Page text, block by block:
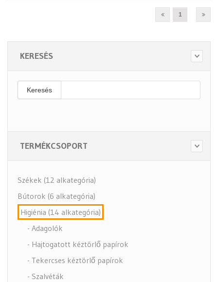
1
KERESÉS
Keresés
TERMÉKCSOPORT
Székek (12 alkategória)
Bútorok (6 alkategória)
Higiénia (14 alkategória)
- Adagolók
- Hajtogatott kéztörlő papírok
- Tekercses kéztörlő papírok
- Szalvéták